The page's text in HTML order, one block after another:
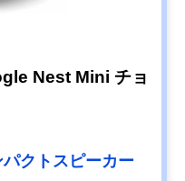
Nest Mini チョ
クトスピーカー